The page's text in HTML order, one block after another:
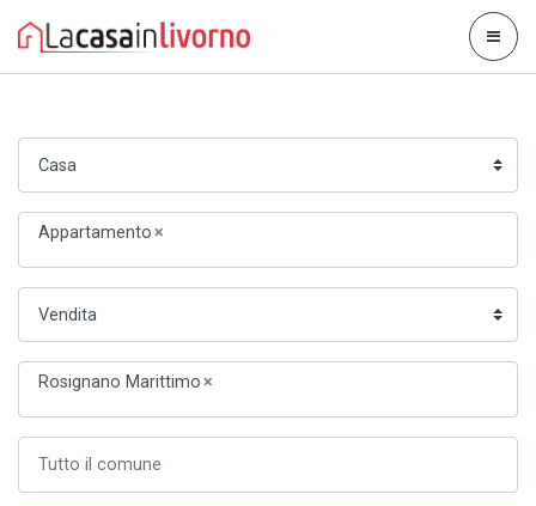
Appartamento×
Rosignano Marittimo×